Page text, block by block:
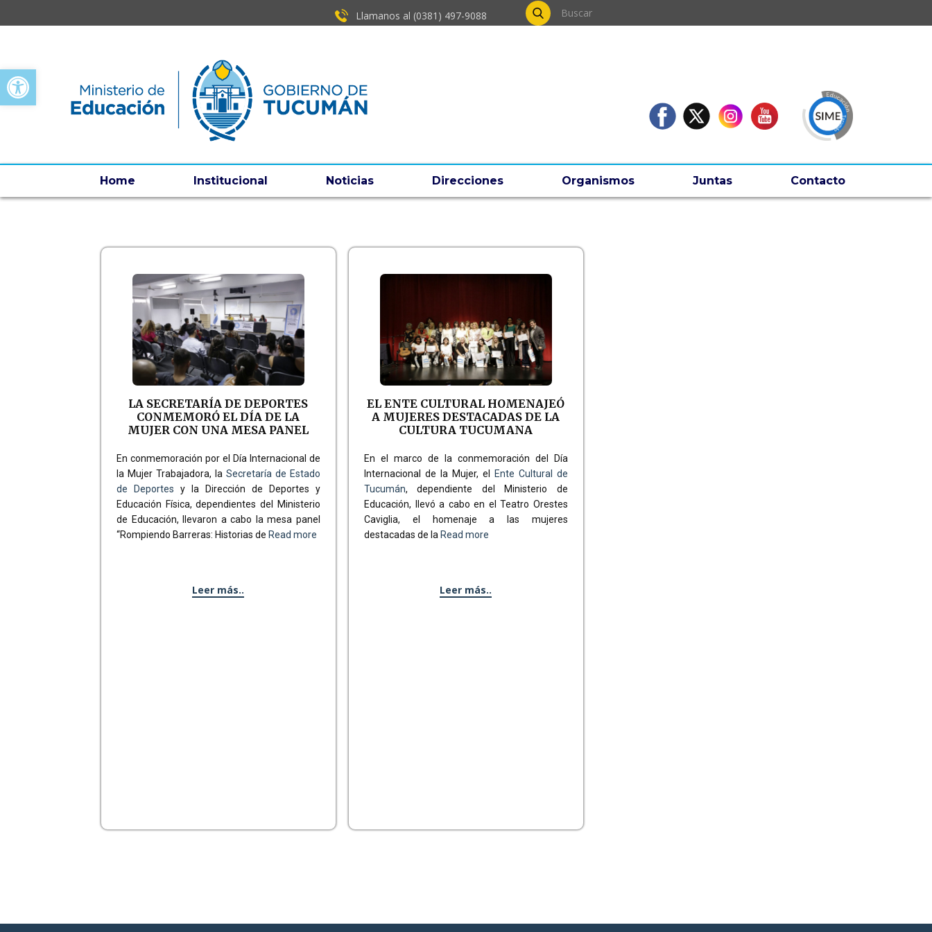
Open toolbar
Llamanos al (0381) ​497-9088
Home Institucional Noticias Direcciones Organismos Juntas Contacto
LA SECRETARÍA DE DEPORTES
CONMEMORÓ EL DÍA DE LA
MUJER CON UNA MESA PANEL
En conmemoración por el Día Internacional de
la Mujer Trabajadora, la Secretaría de Estado
de Deportes y la Dirección de Deportes y
Educación Física, dependientes del Ministerio
de Educación, llevaron a cabo la mesa panel
“Rompiendo Barreras: Historias de Read more
Leer más..
EL ENTE CULTURAL HOMENAJEÓ
A MUJERES DESTACADAS DE LA
CULTURA TUCUMANA
En el marco de la conmemoración del Día
Internacional de la Mujer, el Ente Cultural de
Tucumán, dependiente del Ministerio de
Educación, llevó a cabo en el Teatro Orestes
Caviglia, el homenaje a las mujeres
destacadas de la Read more
Leer más..